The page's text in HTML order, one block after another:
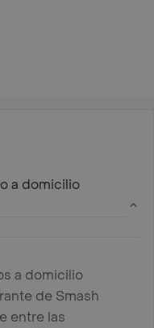
a domicilio
a domicilio
de Smash
entre las